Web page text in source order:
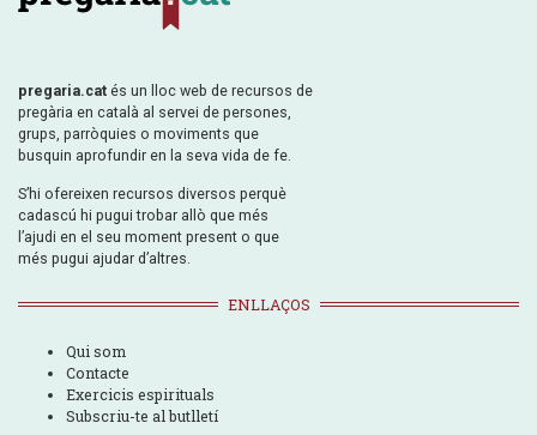
pregaria.cat és un lloc web de recursos de
pregària en català al servei de persones,
grups, parròquies o moviments que
busquin aprofundir en la seva vida de fe.
S’hi ofereixen recursos diversos perquè
cadascú hi pugui trobar allò que més
l’ajudi en el seu moment present o que
més pugui ajudar d’altres.
ENLLAÇOS
Qui som
Contacte
Exercicis espirituals
Subscriu-te al butlletí